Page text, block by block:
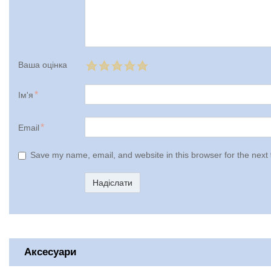
Ваша оцінка
Ім'я
Email
Save my name, email, and website in this browser for the next
Надіслати
Аксесуари